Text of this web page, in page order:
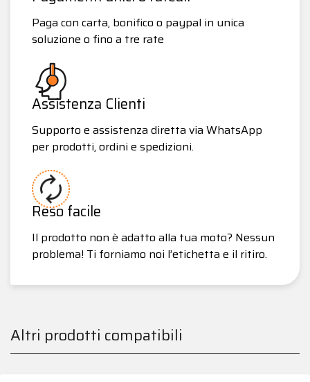
Paga con carta, bonifico o paypal in unica
soluzione o fino a tre rate
Assistenza Clienti
Supporto e assistenza diretta via WhatsApp
per prodotti, ordini e spedizioni.
Reso facile
Il prodotto non è adatto alla tua moto? Nessun
problema! Ti forniamo noi l’etichetta e il ritiro.
Altri prodotti compatibili